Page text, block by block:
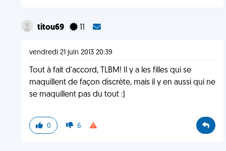
titou69 11
vendredi 21 juin 2013 20:39
Tout à fait d'accord, TLBM! Il y a les filles qui se
maquillent de façon discrète, mais il y en aussi qui ne
se maquillent pas du tout :)
0 6